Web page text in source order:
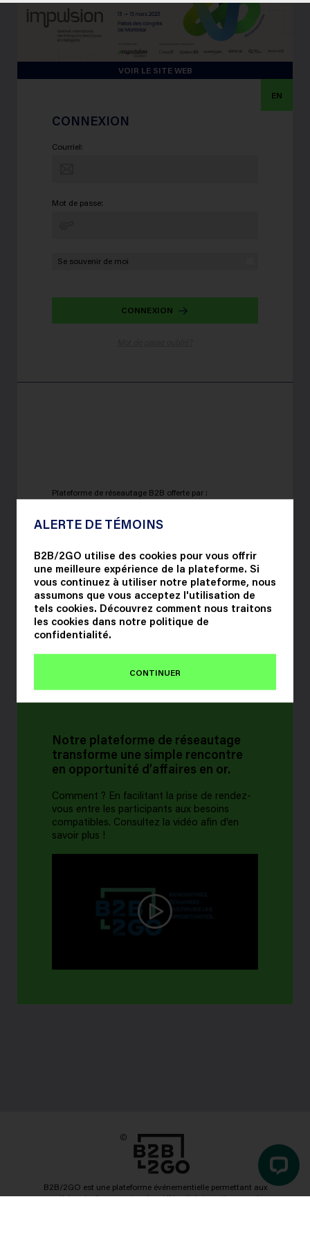
ALERTE DE TÉMOINS
B2B/2GO utilise des cookies pour vous offrir
une meilleure expérience de la plateforme. Si
vous continuez à utiliser notre plateforme, nous
assumons que vous acceptez l'utilisation de
tels cookies. Découvrez comment nous traitons
les cookies dans notre politique de
confidentialité.
CONTINUER
VOIR LE SITE WEB
EN
CONNEXION
Courriel:
Mot de passe:
Se souvenir de moi
CONNEXION
Plateforme de réseautage B2B offerte par :
Notre plateforme de réseautage
transforme une simple rencontre
en opportunité d’affaires en or.
Comment ? En facilitant la prise de rendez-
vous entre les participants aux besoins
compatibles. Consultez la vidéo afin d’en
savoir plus !
B2B/2GO est une plateforme événementielle permettant aux
participants de rencontrer des délégués internationaux, de